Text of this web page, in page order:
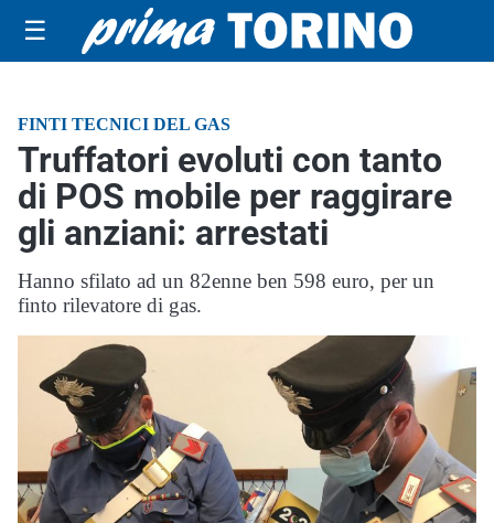
☰
FINTI TECNICI DEL GAS
Truffatori evoluti con tanto
di POS mobile per raggirare
gli anziani: arrestati
Hanno sfilato ad un 82enne ben 598 euro, per un
finto rilevatore di gas.